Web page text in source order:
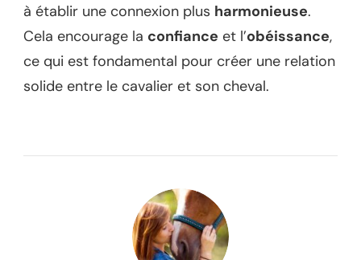
à établir une connexion plus harmonieuse.
Cela encourage la confiance et l’obéissance,
ce qui est fondamental pour créer une relation
solide entre le cavalier et son cheval.